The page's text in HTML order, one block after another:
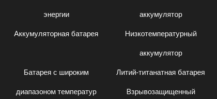
энергии аккумулятор
Аккумуляторная батарея Низкотемпературный
аккумулятор
Батарея с широким
диапазоном температур
Литий-титанатная батарея
Взрывозащищенный